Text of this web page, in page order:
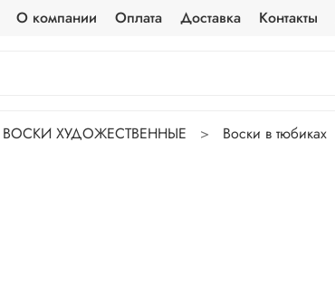
О компании Оплата Доставка Контакты
ВОСКИ ХУДОЖЕСТВЕННЫЕ Воски в тюбиках